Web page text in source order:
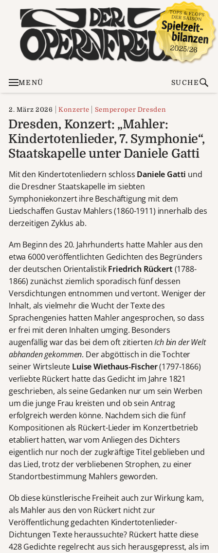
MENÜ SUCHE
2. März 2026 Konzerte Semperoper Dresden
Dresden, Konzert: „Mahler:
Kindertotenlieder, 7. Symphonie“,
Staatskapelle unter Daniele Gatti
Mit den Kindertotenliedern schloss Daniele Gatti und
die Dresdner Staatskapelle im siebten
Symphoniekonzert ihre Beschäftigung mit dem
Liedschaffen Gustav Mahlers (1860-1911) innerhalb des
derzeitigen Zyklus ab.
Am Beginn des 20. Jahrhunderts hatte Mahler aus den
etwa 6000 veröffentlichten Gedichten des Begründers
der deutschen OrientalistikFriedrich Rückert(1788-
1866) zunächst ziemlich sporadisch fünf dessen
Versdichtungen entnommen und vertont. Weniger der
Inhalt, als vielmehr die Wucht der Texte des
Sprachengenies hatten Mahler angesprochen, so dass
er frei mit deren Inhalten umging. Besonders
augenfällig war das bei dem oft zitiertenIch bin der Welt
abhanden gekommen. Der abgöttisch in die Tochter
seiner Wirtsleute Luise Wiethaus-Fischer(1797-1866)
verliebte Rückert hatte das Gedicht im Jahre 1821
geschrieben, als seine Gedanken nur um sein Werben
um die junge Frau kreisten und ob sein Antrag
erfolgreich werden könne. Nachdem sich die fünf
Kompositionen als Rückert-Lieder im Konzertbetrieb
etabliert hatten, war vom Anliegen des Dichters
eigentlich nur noch der zugkräftige Titel geblieben und
das Lied, trotz der verbliebenen Strophen, zu einer
Standortbestimmung Mahlers geworden.
Ob diese künstlerische Freiheit auch zur Wirkung kam,
als Mahler aus den von Rückert nicht zur
Veröffentlichung gedachten Kindertotenlieder-
Dichtungen Texte heraussuchte? Rückert hatte diese
428 Gedichte regelrecht aus sich herausgepresst, als im